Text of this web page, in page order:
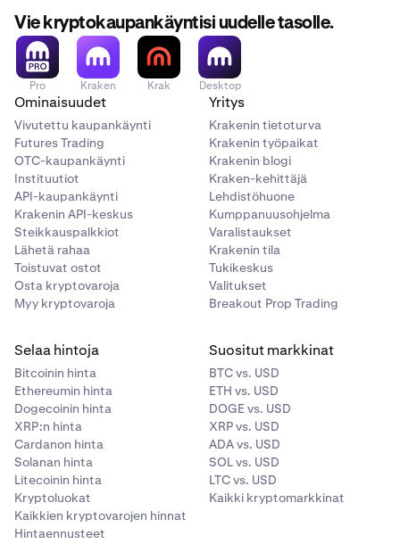
Vie kryptokaupankäyntisi uudelle tasolle.
Pro Kraken Krak Desktop
Ominaisuudet
Vivutettu kaupankäynti
Futures Trading
OTC-kaupankäynti
Instituutiot
API-kaupankäynti
Krakenin API-keskus
Steikkauspalkkiot
Lähetä rahaa
Toistuvat ostot
Osta kryptovaroja
Myy kryptovaroja
Yritys
Krakenin tietoturva
Krakenin työpaikat
Krakenin blogi
Kraken-kehittäjä
Lehdistöhuone
Kumppanuusohjelma
Varalistaukset
Krakenin tila
Tukikeskus
Valitukset
Breakout Prop Trading
Selaa hintoja
Bitcoinin hinta
Ethereumin hinta
Dogecoinin hinta
XRP:n hinta
Cardanon hinta
Solanan hinta
Litecoinin hinta
Kryptoluokat
Kaikkien kryptovarojen hinnat
Hintaennusteet
Suositut markkinat
BTC vs. USD
ETH vs. USD
DOGE vs. USD
XRP vs. USD
ADA vs. USD
SOL vs. USD
LTC vs. USD
Kaikki kryptomarkkinat